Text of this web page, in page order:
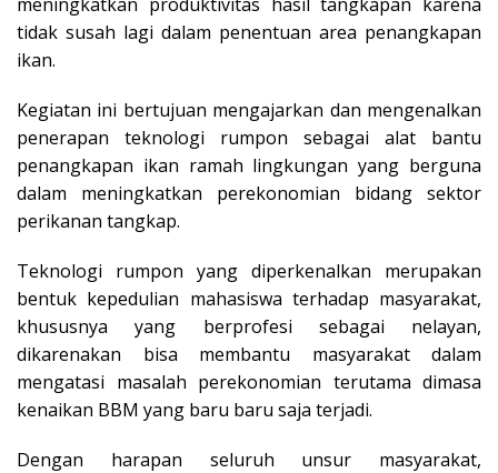
tidak susah lagi dalam penentuan area penangkapan
ikan.
Kegiatan ini bertujuan mengajarkan dan mengenalkan
penerapan teknologi rumpon sebagai alat bantu
penangkapan ikan ramah lingkungan yang berguna
dalam meningkatkan perekonomian bidang sektor
perikanan tangkap.
Teknologi rumpon yang diperkenalkan merupakan
bentuk kepedulian mahasiswa terhadap masyarakat,
khususnya yang berprofesi sebagai nelayan,
dikarenakan bisa membantu masyarakat dalam
mengatasi masalah perekonomian terutama dimasa
kenaikan BBM yang baru baru saja terjadi.
Dengan harapan seluruh unsur masyarakat,